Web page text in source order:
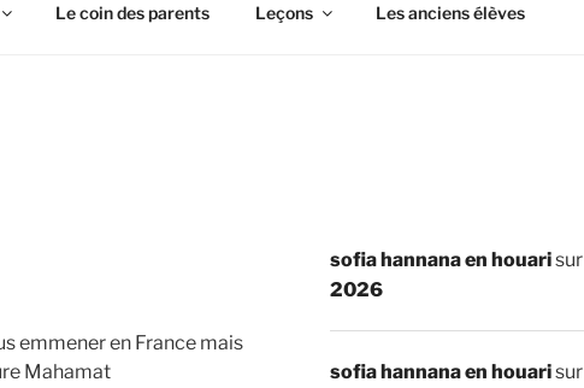
Le coin des parents Leçons Les anciens élèves
emmener en France mais
Mahamat
sofia hannana en houarisur
2026
sofia hannana en houarisur